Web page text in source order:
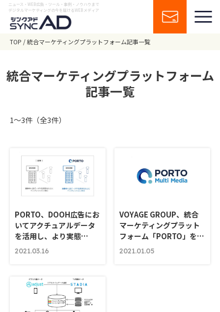
ニュース・WEB広告・ツール・事例・ノウハウまで
デジタルマーケティングの今を届けるWEBメディア
TOP 統合マーケティングプラットフォーム記事一覧
統合マーケティングプラットフォーム
記事一覧
1〜3件（全3件）
PORTO、DOOH広告にお
いてアクチュアルデータ
を活用し、より実態…
2021.03.16
VOYAGE GROUP、統合
マーケティングプラット
フォーム「PORTO」を…
2021.01.05